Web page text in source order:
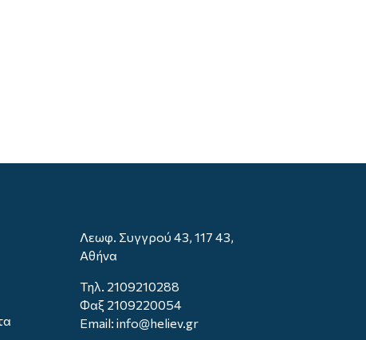
Λεωφ. Συγγρού 43, 117 43,
Αθήνα
Τηλ. 2109210288
Φαξ 2109220054
Email: info@heliev.gr